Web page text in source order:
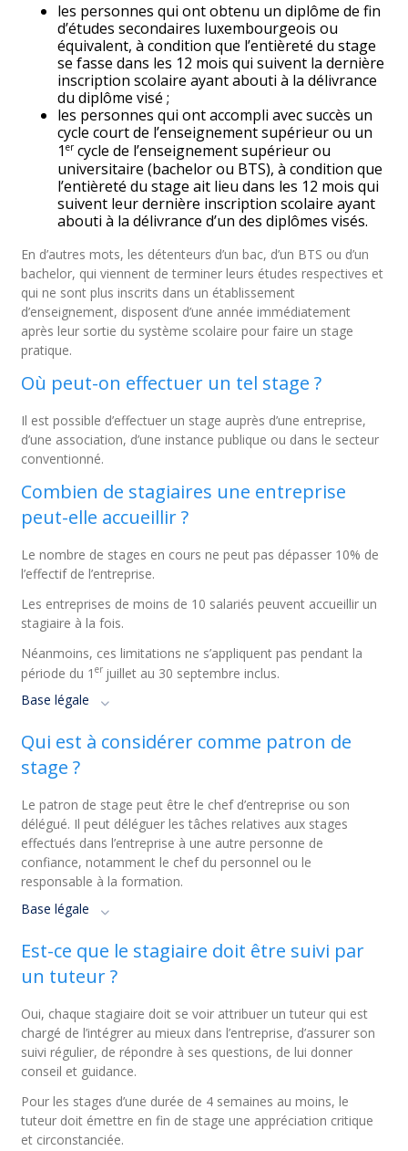
les personnes qui ont obtenu un diplôme de fin
d’études secondaires luxembourgeois ou
équivalent, à condition que l’entièreté du stage
se fasse dans les 12 mois qui suivent la dernière
inscription scolaire ayant abouti à la délivrance
du diplôme visé ;
les personnes qui ont accompli avec succès un
cycle court de l’enseignement supérieur ou un
1ercycle de l’enseignement supérieur ou
universitaire (bachelor ou BTS), à condition que
l’entièreté du stage ait lieu dans les 12 mois qui
suivent leur dernière inscription scolaire ayant
abouti à la délivrance d’un des diplômes visés.
En d’autres mots, les détenteurs d’un bac, d’un BTS ou d’un
bachelor, qui viennent de terminer leurs études respectives et
qui ne sont plus inscrits dans un établissement
d’enseignement, disposent d’une année immédiatement
après leur sortie du système scolaire pour faire un stage
pratique.
Où peut-on effectuer un tel stage ?
Il est possible d’effectuer un stage auprès d’une entreprise,
d’une association, d’une instance publique ou dans le secteur
conventionné.
Combien de stagiaires une entreprise
peut-elle accueillir ?
Le nombre de stages en cours ne peut pas dépasser 10% de
l’effectif de l’entreprise.
Les entreprises de moins de 10 salariés peuvent accueillir un
stagiaire à la fois.
Néanmoins, ces limitations ne s’appliquent pas pendant la
période du 1er juillet au 30 septembre inclus.
Base légale
Qui est à considérer comme patron de
stage ?
Le patron de stage peut être le chef d’entreprise ou son
délégué. Il peut déléguer les tâches relatives aux stages
effectués dans l’entreprise à une autre personne de
confiance, notamment le chef du personnel ou le
responsable à la formation.
Base légale
Est-ce que le stagiaire doit être suivi par
un tuteur ?
Oui, chaque stagiaire doit se voir attribuer un tuteur qui est
chargé de l’intégrer au mieux dans l’entreprise, d’assurer son
suivi régulier, de répondre à ses questions, de lui donner
conseil et guidance.
Pour les stages d’une durée de 4 semaines au moins, le
tuteur doit émettre en fin de stage une appréciation critique
et circonstanciée.